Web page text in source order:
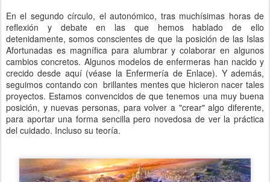
En el segundo círculo, el autonómico, tras muchísimas horas de
reflexión y debate en las que hemos hablado de ello
detenidamente, somos conscientes de que la posición de las Islas
Afortunadas es magnífica para alumbrar y colaborar en algunos
cambios concretos. Algunos modelos de enfermeras han nacido y
crecido desde aquí (véase la Enfermería de Enlace). Y además,
seguimos contando con brillantes mentes que hicieron nacer tales
proyectos. Estamos convencidos de que tenemos una muy buena
posición, y nuevas personas, para volver a "crear" algo diferente,
para aportar una forma sencilla pero novedosa de ver la práctica
del cuidado. Incluso su teoría.